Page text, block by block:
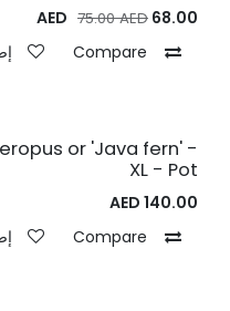
68.00
75.00AED
Compare
or 'Java fern' -
XL - Pot
140.00
Compare